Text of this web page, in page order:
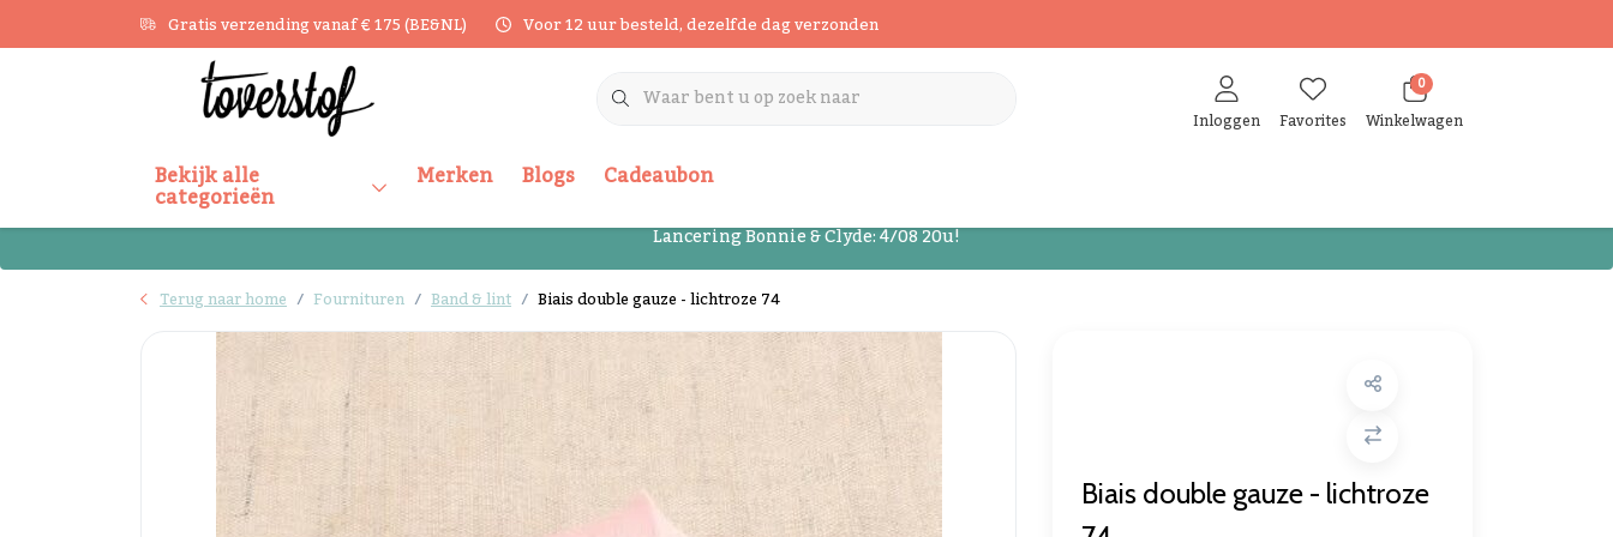
Gratis verzending vanaf € 175 (BE&NL) Voor 12 uur besteld, dezelfde dag verzonden
Inloggen Favorites
0
Winkelwagen
Bekijk alle
categorieën
Merken Blogs Cadeaubon
Lancering Bonnie & Clyde: 4/08 20u!
Terug naar home Fournituren Band & lint Biais double gauze - lichtroze 74
Biais double gauze - lichtroze